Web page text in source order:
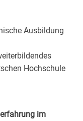
Ausbildung
Hochschule
im